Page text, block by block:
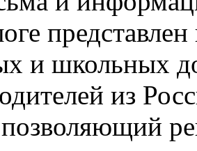
и школьных
из